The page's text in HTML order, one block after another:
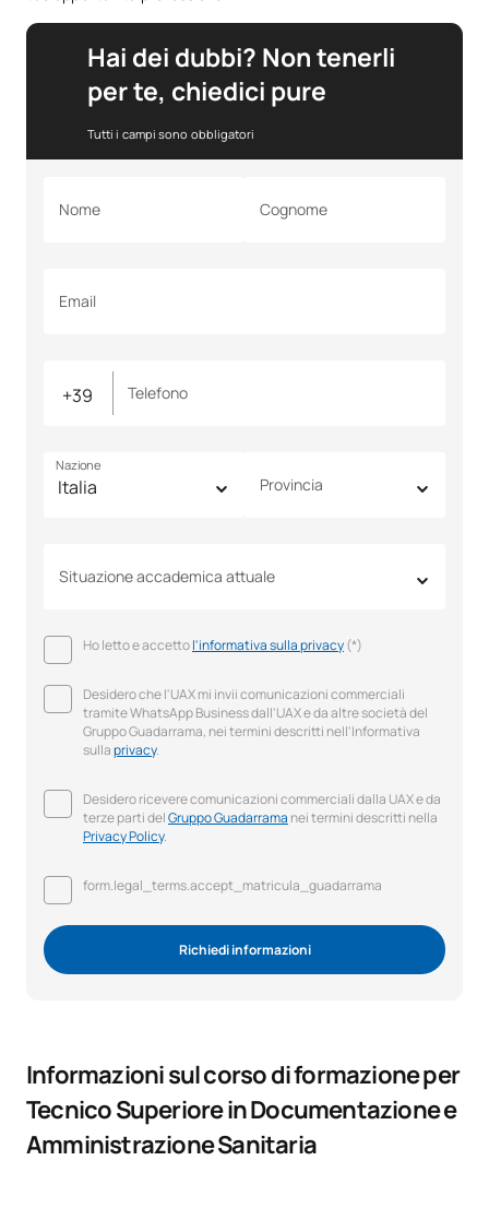
Hai dei dubbi? Non tenerli
per te, chiedici pure
Tutti i campi sono obbligatori
Nome Cognome
Email
Telefono
Nazione
Provincia
Situazione accademica attuale
Ho letto e accettol'informativa sulla privacy(*)
Desidero che l'UAX mi invii comunicazioni commerciali
tramite WhatsApp Business dall'UAX e da altre società del
Gruppo Guadarrama, nei termini descritti nell'Informativa
sullaprivacy.
Desidero ricevere comunicazioni commerciali dalla UAX e da
terze parti delGruppo Guadarrama nei termini descritti nella
Privacy Policy.
form.legal_terms.accept_matricula_guadarrama
Richiedi informazioni
Informazioni sul corso di formazione per
Tecnico Superiore in Documentazione e
Amministrazione Sanitaria